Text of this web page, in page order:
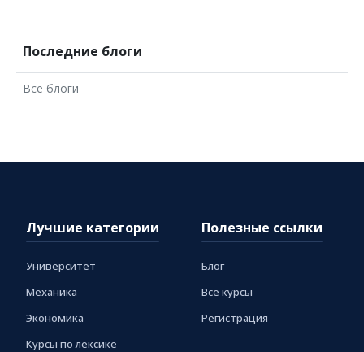
Последние блоги
Все блоги
Лучшие категории
Университет
Механика
Экономика
Курсы по лексике
Полезные ссылки
Блог
Все курсы
Регистрация